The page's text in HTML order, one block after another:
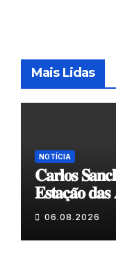
Mais Lidas
NOTÍCIA
𝐂𝐚𝐫𝐥𝐨𝐬
𝐄𝐬𝐭𝐚𝐜̧𝐚̃𝐨 𝐝𝐚𝐬
06.08.2026